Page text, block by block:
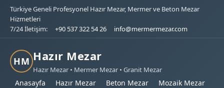
Türkiye Geneli Profesyonel Hazır Mezar, Mermer ve Beton Mezar
Hizmetleri
7/24 İletişim:
+90 537 322 54 26 info@mermermezar.com
HM Hazır Mezar
Hazır Mezar • Mermer Mezar • Granit Mezar
Anasayfa Hazır Mezar Beton Mezar
Mozaik Mezar